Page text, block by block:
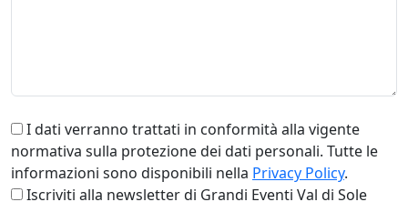
I dati verranno trattati in conformità alla vigente
normativa sulla protezione dei dati personali. Tutte le
informazioni sono disponibili nella Privacy Policy.
Iscriviti alla newsletter di Grandi Eventi Val di Sole